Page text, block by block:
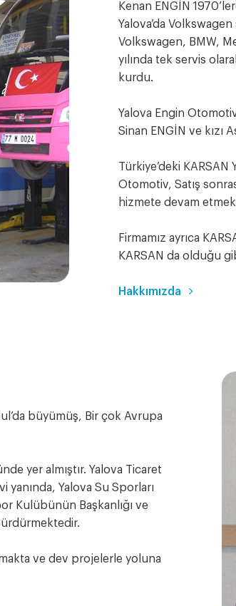
Kenan ENGİN
Yalova’da
Volkswagen, BMW,
yılında tek servis
kurdu.
Yalova Engin
Sinan ENGİN ve kızı
Türkiye’deki KARSAN
Otomotiv, Satış
hizmete devam
Firmamız ayrıca
KARSAN da olduğu
Hakkımızda
büyümüş, Bir çok Avrupa
yer almıştır. Yalova Ticaret
yanında, Yalova Su Sporları
Kulübünün Başkanlığı ve
ve dev projelerle yoluna